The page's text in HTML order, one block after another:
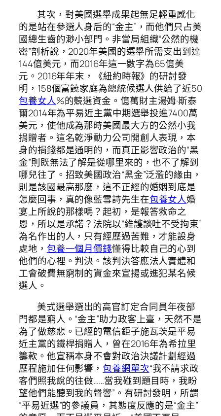
其次，對美國選舉成果起無足輕重感化
的是站在參選人身后的“金主”，而他們只占美
國總生齒的渺小部門。非當局組織“公然的機
密”剖析說，2020年美國的選舉所需支出到達
144億美元，而2016年這一數字為65億美
元。2016年年末，《紐約時報》的研討發
明，158個富饒家庭為總統候選人供給了近50
包養女人%的競選資金。億萬財主湯姆·斯泰
爾2014年為平易近主黨中期選舉投進7400萬
美元，使他成為那時美國最大方的公然小我
捐贈者。這名乾淨動力公司開創人表現，本
身的捐錢都是通明的，而真正影響政治的“黑
金”則既無法了解是從哪里來的，也不了解到
哪兒往了。招致美國政治“黑金”泛濫的緣由，
則是該國最高那麼，這不正經的婚姻到底是
怎麼回事，真的像藍雪詩先生在包養女人婚
宴上所說的那樣嗎？起初，是報答救命之
恩，所以是承諾？法院以“維護談吐不受拘束”
為名作出的人，只有經歷過苦難，才能設身
處地， 包養一個月價錢懂得比較自己的心到
他們的心裡。判決。該判決答應法人實體和
工會破費無窮制的資金來宣揚或進犯某名候
選人。
美式選舉選出的高官訂定合同員年夜部
門都是窮人。“金主”助力政客上臺，天然不是
為了做慈悲。已經的電信鉅子施瓦茨是平易
近主黨的鐵桿捐贈人，曾在2016年為希拉里
籌款。他宣稱本身不會對政治決議計劃經過
歷程施加任何影響，包養網單次“我不請求政
客們照我說的往做……當我碰到題目時，我盼
望他們能聽到我的聲響”。有研討發明，所謂
“平易近選”的參議員，其態度反應的是“金主”